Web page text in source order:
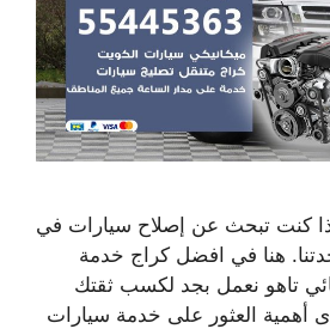
كنت تبحث عن إصلاح سيارات في
هنا في افضل كراج خدمة
تاهو نعمل بجد لكسب ثقتك
أهمية العثور على خدمة سيارات